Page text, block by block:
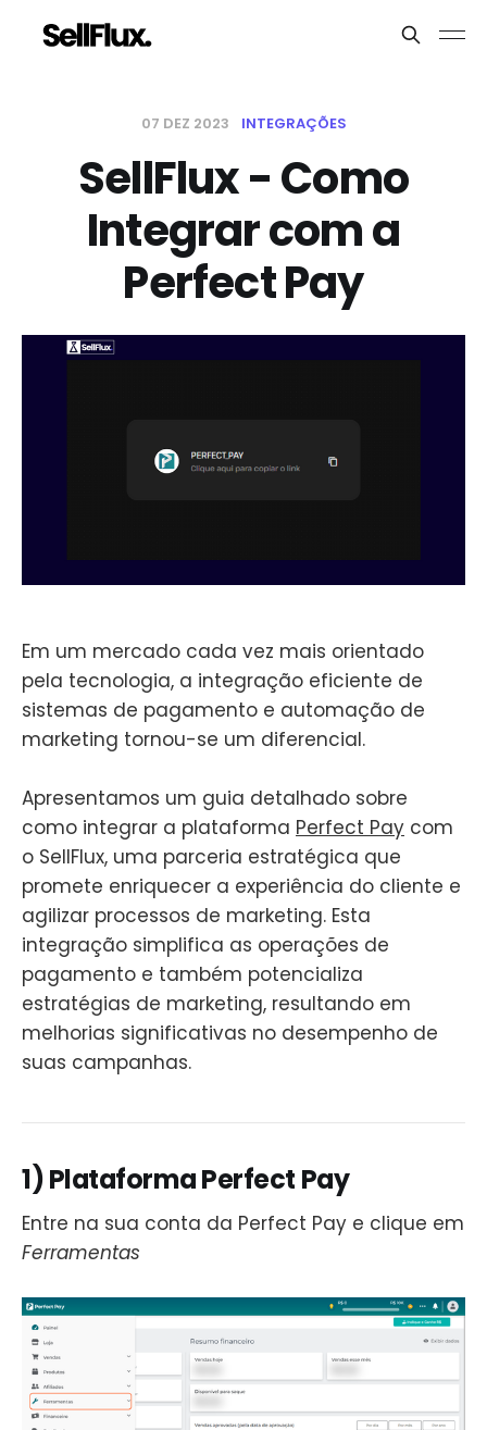
07 DEZ 2023 INTEGRAÇÕES
SellFlux - Como
Integrar com a
Perfect Pay
Em um mercado cada vez mais orientado
pela tecnologia, a integração eficiente de
sistemas de pagamento e automação de
marketing tornou-se um diferencial.
Apresentamos um guia detalhado sobre
como integrar a plataforma Perfect Pay com
o SellFlux, uma parceria estratégica que
promete enriquecer a experiência do cliente e
agilizar processos de marketing. Esta
integração simplifica as operações de
pagamento e também potencializa
estratégias de marketing, resultando em
melhorias significativas no desempenho de
suas campanhas.
1) Plataforma Perfect Pay
Entre na sua conta da Perfect Pay e clique em
Ferramentas